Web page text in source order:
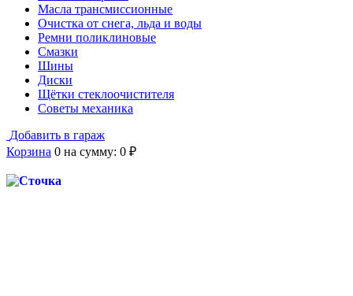
Масла трансмиссионные
Очистка от снега, льда и воды
Ремни поликлиновые
Смазки
Шины
Диски
Щётки стеклоочистителя
Советы механика
Добавить в гараж
Корзина 0 на сумму: 0 ₽